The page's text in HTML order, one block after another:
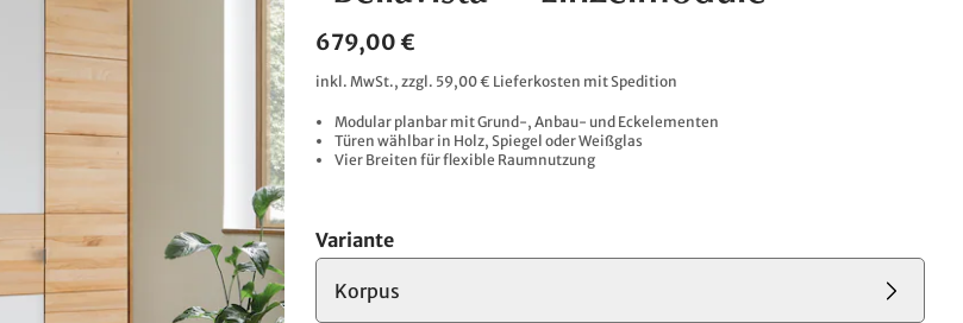
679,00 €
inkl. MwSt., zzgl. 59,00 € Lieferkosten mit Spedition
Modular planbar mit Grund-, Anbau- und Eckelementen
Türen wählbar in Holz, Spiegel oder Weißglas
Vier Breiten für flexible Raumnutzung
Variante
Korpus